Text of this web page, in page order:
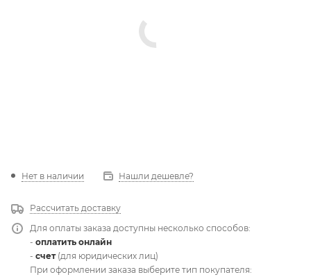
Нет в наличии Нашли дешевле?
Рассчитать доставку
Для оплаты заказа доступны несколько способов:
- оплатить онлайн
- счет(для юридических лиц)
При оформлении заказа выберите тип покупателя: